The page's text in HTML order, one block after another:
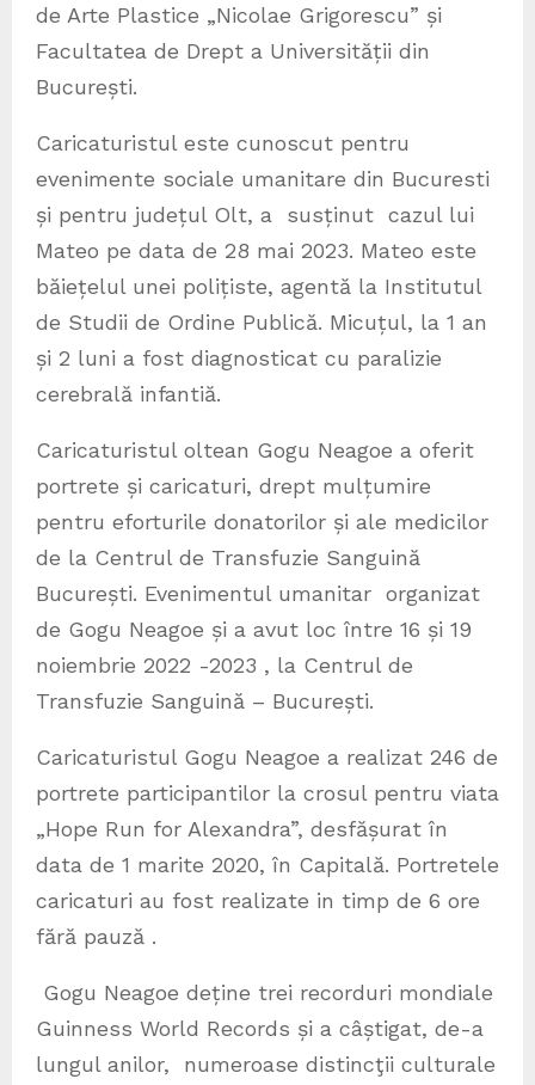
de Arte Plastice „Nicolae Grigorescu” și
Facultatea de Drept a Universității din
București.
Caricaturistul este cunoscut pentru
evenimente sociale umanitare din Bucuresti
și pentru județul Olt, a susținut cazul lui
Mateo pe data de 28 mai 2023. Mateo este
băiețelul unei polițiste, agentă la Institutul
de Studii de Ordine Publică. Micuțul, la 1 an
și 2 luni a fost diagnosticat cu paralizie
cerebrală infantiă.
Caricaturistul oltean Gogu Neagoe a oferit
portrete și caricaturi, drept mulțumire
pentru eforturile donatorilor și ale medicilor
de la Centrul de Transfuzie Sanguină
București. Evenimentul umanitar organizat
de Gogu Neagoe și a avut loc între 16 și 19
noiembrie 2022 -2023 , la Centrul de
Transfuzie Sanguină – București.
Caricaturistul Gogu Neagoe a realizat 246 de
portrete participantilor la crosul pentru viata
„Hope Run for Alexandra”, desfășurat în
data de 1 marite 2020, în Capitală. Portretele
caricaturi au fost realizate in timp de 6 ore
fără pauză .
Gogu Neagoe deține trei recorduri mondiale
Guinness World Records și a câștigat, de-a
lungul anilor, numeroase distincţii culturale